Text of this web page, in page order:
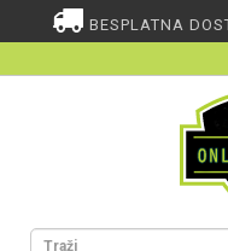
BESPLATNA